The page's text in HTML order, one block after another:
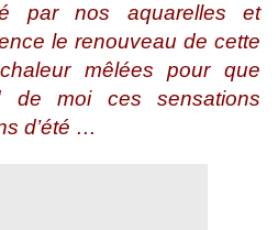
par nos aquarelles et
le renouveau de cette
mêlées pour que
de moi ces sensations
d’été …